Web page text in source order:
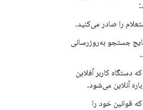
را صادر می‌کنید.
جستجو به‌روزرسانی
دستگاه کاربر آفلاین
آنلاین می‌شود.
قوانین خود را